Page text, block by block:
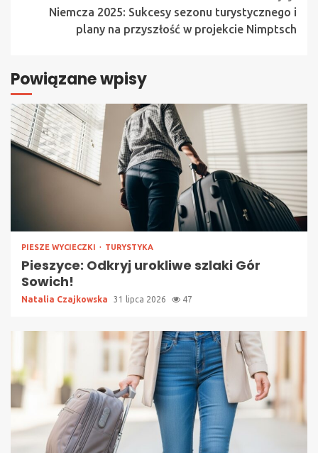
Niemcza 2025: Sukcesy sezonu turystycznego i
plany na przyszłość w projekcie Nimptsch
Powiązane wpisy
PIESZE WYCIECZKI TURYSTYKA
Pieszyce: Odkryj urokliwe szlaki Gór
Sowich!
Natalia Czajkowska 31 lipca 2026 47